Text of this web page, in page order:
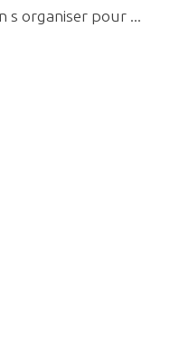
s organiser pour ...